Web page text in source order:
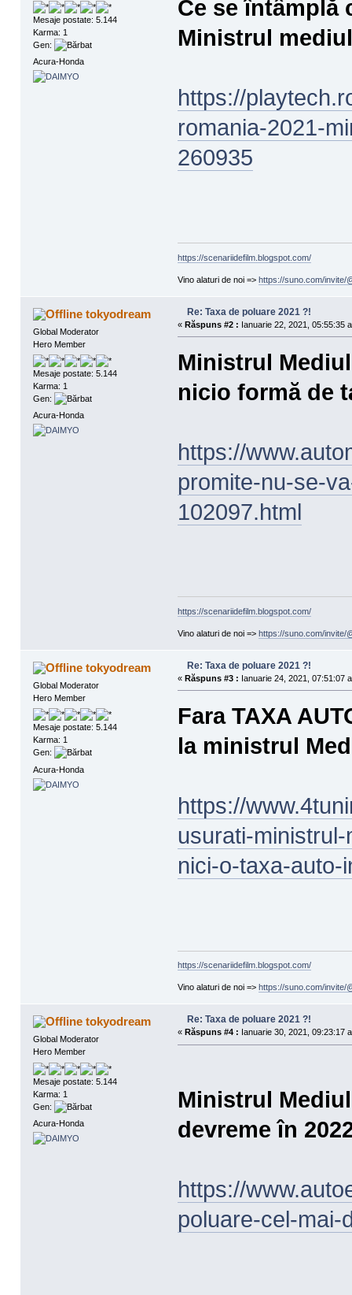
Mesaje postate: 5.144
Karma: 1
Gen:
Acura-Honda
Ce se întâmplă
Ministrul
https://
romania-2021-
260935
https://scenariidefilm.blogspot.com/
Vino alaturi de noi => https://suno.com/invite/
tokyodream
Global Moderator
Hero Member
Mesaje postate: 5.144
Karma: 1
Gen:
Acura-Honda
Re: Taxa de poluare 2021 ?!
« Răspuns #2 : Ianuarie 22, 2021, 05:55:35
Ministrul
nicio formă de
https://
promite-nu-se-
102097.html
https://scenariidefilm.blogspot.com/
Vino alaturi de noi => https://suno.com/invite/
tokyodream
Global Moderator
Hero Member
Mesaje postate: 5.144
Karma: 1
Gen:
Acura-Honda
Re: Taxa de poluare 2021 ?!
« Răspuns #3 : Ianuarie 24, 2021, 07:51:07
Fara TAXA
la ministrul
https://
usurati-
nici-o-taxa-auto-
https://scenariidefilm.blogspot.com/
Vino alaturi de noi => https://suno.com/invite/
tokyodream
Global Moderator
Hero Member
Mesaje postate: 5.144
Karma: 1
Gen:
Acura-Honda
Re: Taxa de poluare 2021 ?!
« Răspuns #4 : Ianuarie 30, 2021, 09:23:17
Ministrul
devreme în
https://
poluare-cel-mai-